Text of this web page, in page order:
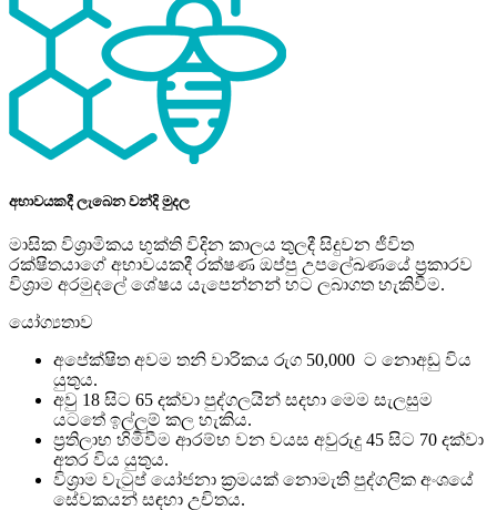
අභාවයකදී ලැබෙන වන්දි මුදල
මාසික විශ‍්‍රාමිකය භුක්ති විදින කාලය තුලදී සිදුවන ජීවිත
රක්ෂිතයාගේ අභාවයකදී රක්ෂණ ඔප්පු උපලේඛණයේ ප‍්‍රකාරව
විශ‍්‍රාම අරමුදලේ ශේෂය යැපෙන්නන් හට ලබාගත හැකිවීම.
යෝග්‍යතාව
අපේක්ෂිත අවම තනි වාරිකය රුග 50,000 ට නොඅඩු විය
යුතුය.
අවු 18 සිට 65 දක්වා පුද්ගලයින් සදහා මෙම සැලසුම
යටතේ ඉල්ලුම් කල හැකිය.
ප්‍රතිලාභ හිමිවීම ආරම්භ වන වයස අවුරුදු 45 සිට 70 දක්වා
අතර විය යුතුය.
විශ්‍රාම වැටුප් යෝජනා ක්‍රමයක් නොමැති පුද්ගලික අංශයේ
සේවකයන් සඳහා උචිතය.